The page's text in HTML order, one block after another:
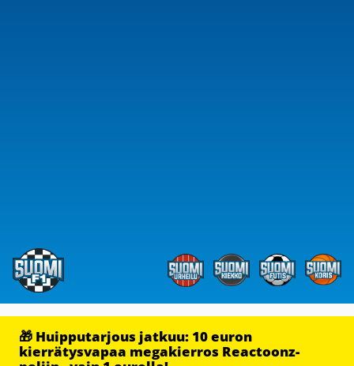
🎁 Huipputarjous jatkuu: 10 euron
kierrätysvapaa megakierros Reactoonz-